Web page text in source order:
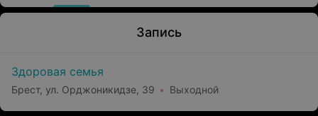
Запись
Здоровая семья
Брест, ул. Орджоникидзе, 39 Выходной